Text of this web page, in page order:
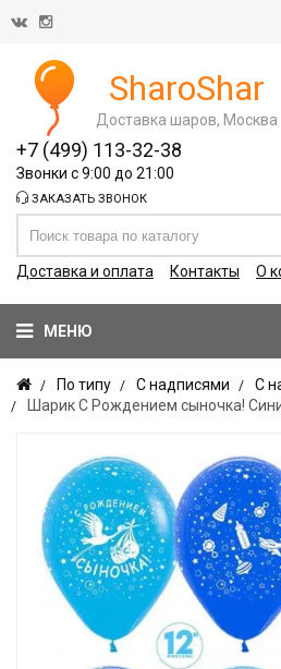
SharoShar
Доставка шаров, Москва
+7 (499) 113-32-38
Звонки с 9:00 до 21:00
ЗАКАЗАТЬ ЗВОНОК
Доставка и оплата Контакты О
МЕНЮ
По типу С надписями
С
Шарик С Рождением сыночка!